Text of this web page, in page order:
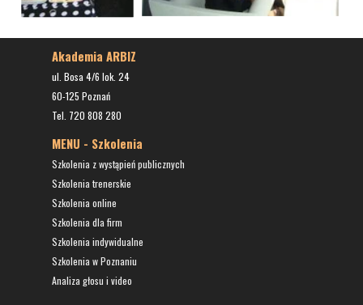
MENU - Szkolenia
Szkolenia z wystąpień publicznych
Szkolenia trenerskie
Szkolenia online
Szkolenia dla firm
Szkolenia indywidualne
Szkolenia w Poznaniu
Analiza głosu i video
Akademia ARBIZ
ul. Bosa 4/6 lok. 24
60-125 Poznań
Tel. 720 808 280